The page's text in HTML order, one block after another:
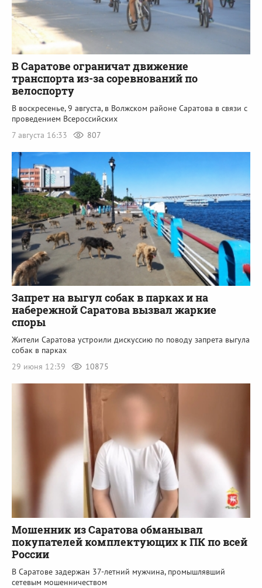
В Саратове ограничат движение
транспорта из-за соревнований по
велоспорту
В воскресенье, 9 августа, в Волжском районе Саратова в связи с
проведением Всероссийских
7 августа 16:33
807
Запрет на выгул собак в парках и на
набережной Саратова вызвал жаркие
споры
Жители Саратова устроили дискуссию по поводу запрета выгула
собак в парках
29 июня 12:39
10875
Мошенник из Саратова обманывал
покупателей комплектующих к ПК по всей
России
В Саратове задержан 37-летний мужчина, промышлявший
сетевым мошенничеством